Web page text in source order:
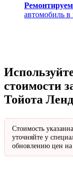
Ремонтируем
автомобиль
стоимости
Тойота
Стоимость
уточняйте у
обновлению цен на